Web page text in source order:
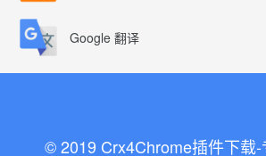
Google 翻译
© 2019 Crx4Chrome插件下载